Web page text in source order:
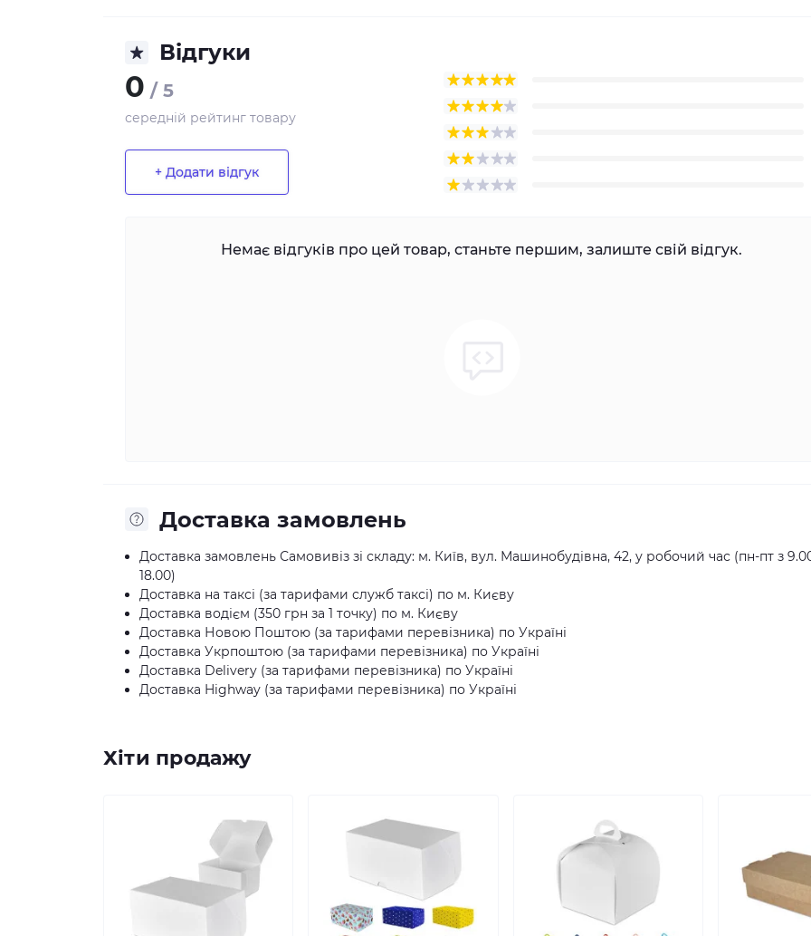
Відгуки
0 / 5
середній рейтинг товару
+ Додати відгук
Немає відгуків про цей товар, станьте першим, залиште свій відгук.
Доставка замовлень
Доставка замовлень Самовивіз зі складу: м. Київ, вул. Машинобудівна, 42, у робочий час (пн-пт з
18.00)
Доставка на таксі (за тарифами служб таксі) по м. Києву
Доставка водієм (350 грн за 1 точку) по м. Києву
Доставка Новою Поштою (за тарифами перевізника) по Україні
Доставка Укрпоштою (за тарифами перевізника) по Україні
Доставка Delivery (за тарифами перевізника) по Україні
Доставка Highway (за тарифами перевізника) по Україні
Хіти продажу